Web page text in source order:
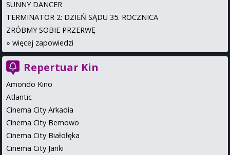
SUNNY DANCER
TERMINATOR 2: DZIEŃ SĄDU 35. ROCZNICA
ZRÓBMY SOBIE PRZERWĘ
» więcej zapowiedzi
Repertuar Kin
Amondo Kino
Atlantic
Cinema City Arkadia
Cinema City Bemowo
Cinema City Białołęka
Cinema City Janki